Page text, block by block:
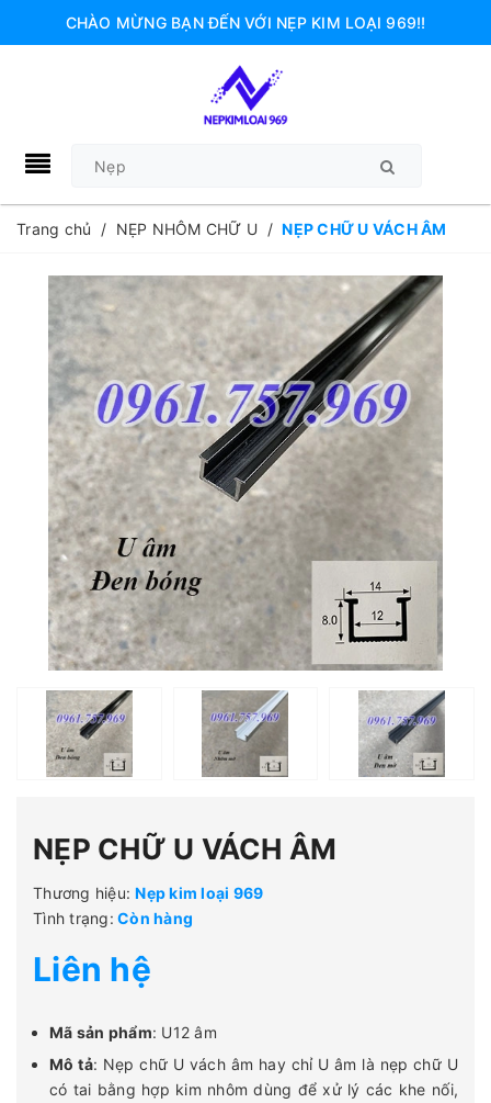
CHÀO MỪNG BẠN ĐẾN VỚI NẸP KIM LOẠI 969!!
Trang chủ / NẸP NHÔM CHỮ U / NẸP CHỮ U VÁCH ÂM
NẸP CHỮ U VÁCH ÂM
Thương hiệu: Nẹp kim loại 969
Tình trạng: Còn hàng
Liên hệ
Mã sản phẩm: U12 âm
Mô tả: Nẹp chữ U vách âm hay chỉ U âm là nẹp chữ U
có tai bằng hợp kim nhôm dùng để xử lý các khe nối,